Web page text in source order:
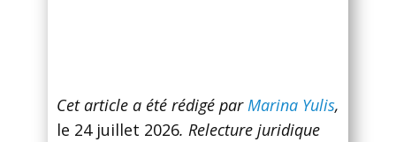
Cet article a été rédigé parMarina Yulis,
le 24 juillet 2026. Relecture juridique